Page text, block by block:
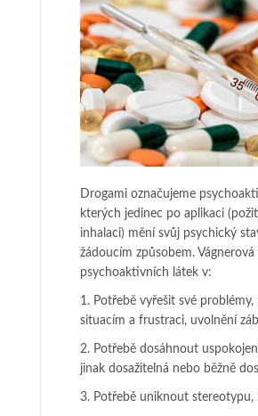
Drogami označujeme
kterých jedinec po a­pli­ka­ci
inhalaci) mění svůj psychický
žá­doucím způsobem.
psy­cho­ak­tiv­ních látek v:
1. Potřebě vyřešit své
situacím a frustraci, uvol­ně­ní
2. Potřebě dosáhnout
jinak dosažitelná nebo běž­­ně
3. Potřebě uniknout stereotypu,